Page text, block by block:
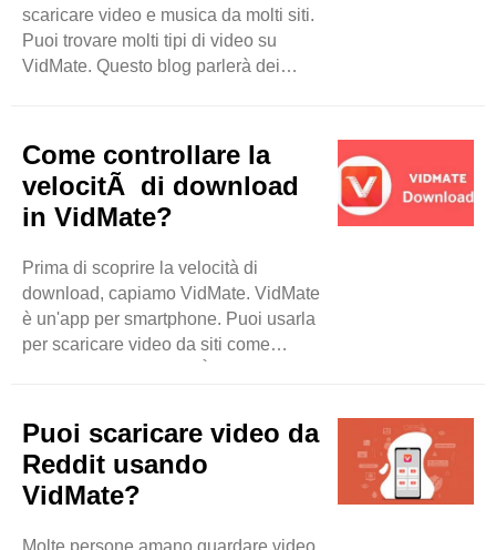
scaricare video e musica da molti siti.
Puoi trovare molti tipi di video su
VidMate. Questo blog parlerà dei
insieme! Video musicali Uno dei
generi più popolari su VidMate sono i
video musicali. Puoi trovare video dei
tuoi cantanti e gruppi preferiti. Che ti
musica classica, VidMate ha tutto.
Puoi guardare gli ultimi successi ..
Come controllare la
velocitÃ di download
in VidMate?
Prima di scoprire la velocità di
download, capiamo VidMate. VidMate
è un'app per smartphone. Puoi usarla
per scaricare video da siti come
molte persone piace usarla perché è
semplice. Puoi trovare molte canzoni
e film senza pagare nulla. Perché la
velocità di download è importante? La
Puoi scaricare video da
Reddit usando
VidMate?
Molte persone amano guardare video